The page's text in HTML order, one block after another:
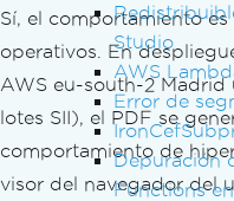
Studio
AWS
Error de
Depuración
Functions
Sí, el comportamiento
operativos. En
AWS eu-south-2 Madrid
lotes SII), el PDF se
comportamiento de
visor del navegador del